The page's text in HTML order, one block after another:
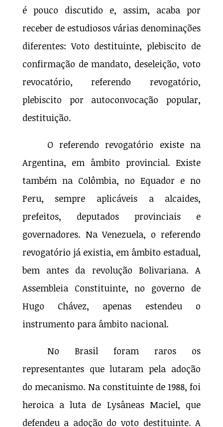
é pouco discutido e, assim, acaba por
receber de estudiosos várias denominações
diferentes: Voto destituinte, plebiscito de
confirmação de mandato, deseleição, voto
revocatório, referendo revogatório,
plebiscito por autoconvocação popular,
destituição.
O referendo revogatório existe na
Argentina, em âmbito provincial. Existe
também na Colômbia, no Equador e no
Peru, sempre aplicáveis a alcaides,
prefeitos, deputados provinciais e
governadores. Na Venezuela, o referendo
revogatório já existia, em âmbito estadual,
bem antes da revolução Bolivariana. A
Assembleia Constituinte, no governo de
Hugo Chávez, apenas estendeu o
instrumento para âmbito nacional.
No Brasil foram raros os
representantes que lutaram pela adoção
do mecanismo. Na constituinte de 1988, foi
heroica a luta de Lysâneas Maciel, que
defendeu a adoção do voto destituinte. A